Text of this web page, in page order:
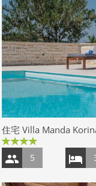
住宅 Villa Manda
5